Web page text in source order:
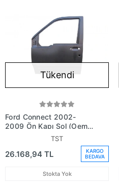
Tükendi
Ford Connect 2002-
2009 Ön Kapı Sol (Oem
No: At16V20125Aa)
TST
26.168,94 TL
KARGO
BEDAVA
Stokta Yok